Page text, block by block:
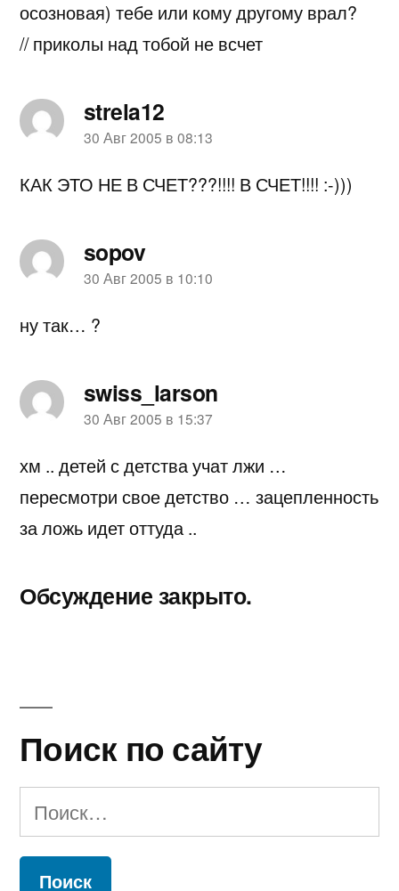
осозновая) тебе или кому другому врал?
// приколы над тобой не всчет
strela12
пишет:
30 Авг 2005 в 08:13
КАК ЭТО НЕ В СЧЕТ???!!!! В СЧЕТ!!!! :-)))
sopov
пишет:
30 Авг 2005 в 10:10
ну так… ?
swiss_larson
пишет:
30 Авг 2005 в 15:37
хм .. детей с детства учат лжи …
пересмотри свое детство … зацепленность
за ложь идет оттуда ..
Обсуждение закрыто.
Поиск по сайту
Найти: